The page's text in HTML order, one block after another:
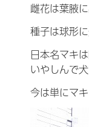
雌花は葉腋
種子は球形
日本名マキ
いやしんで
今は単にマ